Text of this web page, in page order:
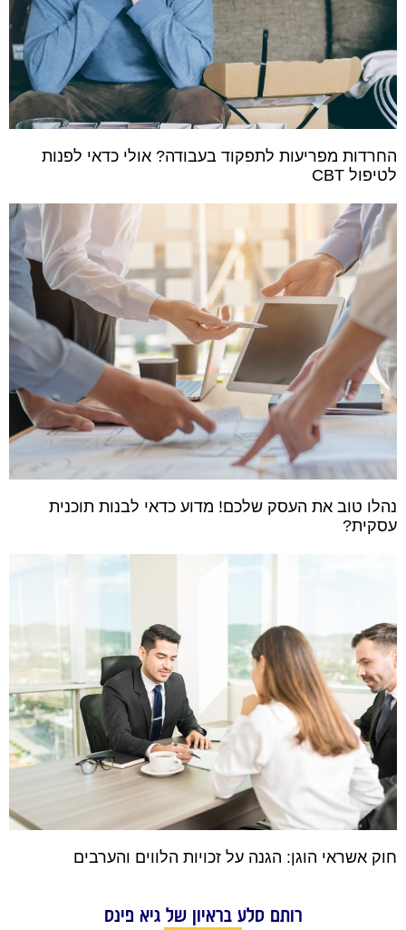
החרדות מפריעות לתפקוד בעבודה? אולי כדאי לפנות
לטיפול CBT
נהלו טוב את העסק שלכם! מדוע כדאי לבנות תוכנית
עסקית?
חוק אשראי הוגן: הגנה על זכויות הלווים והערבים
רותם סלע בראיון של גיא פינס